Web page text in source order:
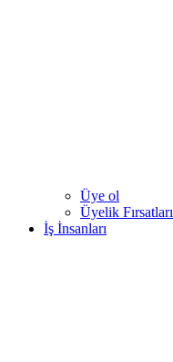
Üye ol
Üyelik Fırsatları
İş İnsanları